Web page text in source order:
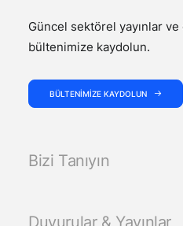
Güncel sektörel yayınlar
bültenimize kaydolun.
BÜLTENIMIZE KAYDOLUN
Bizi Tanıyın
Duyurular & Yayınlar